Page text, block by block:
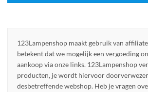
123Lampenshop maakt gebruik van
betekent dat we mogelijk een vergoeding
aankoop via onze links. 123Lampenshop
producten, je wordt hiervoor
desbetreffende webshop. Heb je vragen